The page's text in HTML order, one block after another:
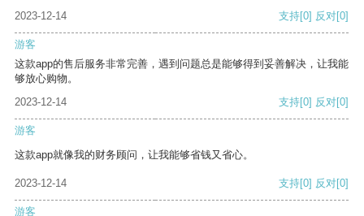
2023-12-14
支持[0] 反对[0]
游客
这款app的售后服务非常完善，遇到问题总是能够得到妥善解决，让我能
够放心购物。
2023-12-14
支持[0] 反对[0]
游客
这款app就像我的财务顾问，让我能够省钱又省心。
2023-12-14 支持[0] 反对[0]
游客